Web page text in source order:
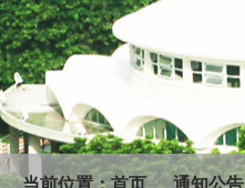
当前位置：首页 通知公告